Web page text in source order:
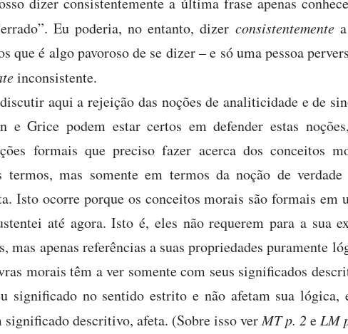
Eu poderia, no entanto, dizer consistentemente
que é algo pavoroso de se dizer – e só uma pessoa
inconsistente.
aqui a rejeição das noções de analiticidade e de
e Grice podem estar certos em defender estas
formais que preciso fazer acerca dos conceitos
termos, mas somente em termos da noção de
Isto ocorre porque os conceitos morais são formais em
até agora. Isto é, eles não requerem para a sua
mas apenas referências a suas propriedades puramente
morais têm a ver somente com seus significados
significado no sentido estrito e não afetam sua lógica,
significado descritivo, afeta. (Sobre isso verMT p. 2 e LM